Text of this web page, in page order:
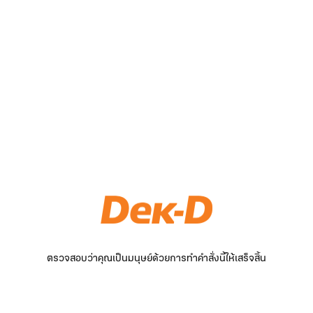
ตรวจสอบว่าคุณเป็นมนุษย์ด้วยการทำคำสั่งนี้ให้เสร็จสิ้น